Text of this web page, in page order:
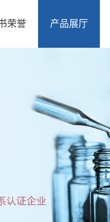
荣誉 产品展厅